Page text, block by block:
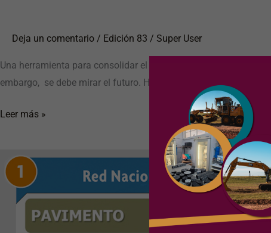
Deja un comentario / Edición 83 / Super User
Una herramienta para consolidar el crecimiento * Por el Ing.
embargo, se debe mirar el futuro. Hoy existe conciencia de
Leer más »
PLANIFICACIÓN
URBANA
SOSTENIBLE
CHINA